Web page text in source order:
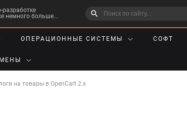
разработке
немного больше...
ОПЕРАЦИОННЫЕ СИСТЕМЫ СОФТ
на товары в OpenCart 2.x